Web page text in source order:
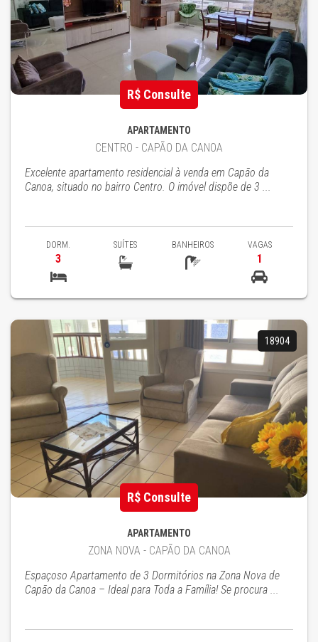
R$ Consulte
APARTAMENTO
CENTRO - CAPÃO DA CANOA
Excelente apartamento residencial à venda em Capão da
Canoa, situado no bairro Centro. O imóvel dispõe de 3 ...
DORM.
3
SUÍTES BANHEIROS VAGAS
1
18904
R$ Consulte
APARTAMENTO
ZONA NOVA - CAPÃO DA CANOA
Espaçoso Apartamento de 3 Dormitórios na Zona Nova de
Capão da Canoa – Ideal para Toda a Família! Se procura ...